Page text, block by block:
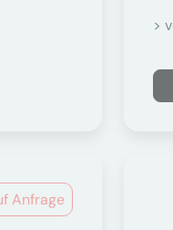
>
Anfrage